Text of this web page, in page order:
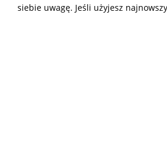
siebie uwagę. Jeśli użyjesz